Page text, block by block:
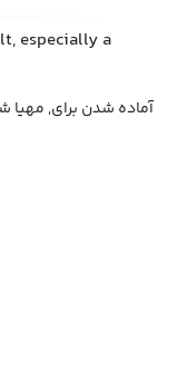
especially a
آماده شدن برای, مهیا